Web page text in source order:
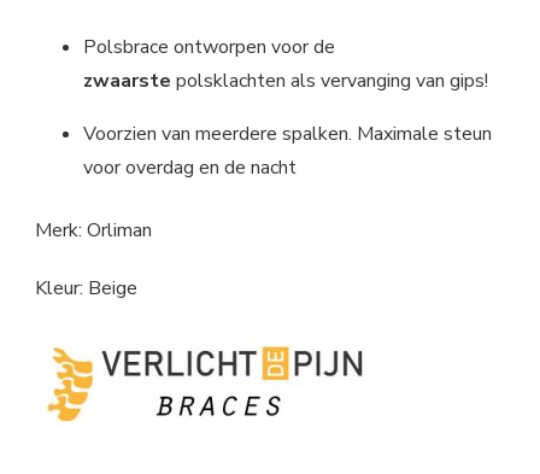
Polsbrace ontworpen voor de
zwaarste polsklachten als vervanging van gips!
Voorzien van meerdere spalken. Maximale steun
voor overdag en de nacht
Merk: Orliman
Kleur: Beige